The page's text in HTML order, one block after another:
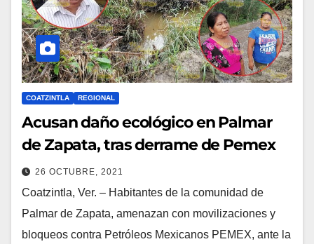
COATZINTLA REGIONAL
Acusan daño ecológico en Palmar
de Zapata, tras derrame de Pemex
26 OCTUBRE, 2021
Coatzintla, Ver. – Habitantes de la comunidad de
Palmar de Zapata, amenazan con movilizaciones y
bloqueos contra Petróleos Mexicanos PEMEX, ante la